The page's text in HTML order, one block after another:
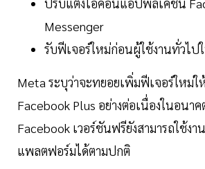
Messenger
รับฟีเจอร์ใหม่ก่อนผู้ใช้งานทั่วไป
Meta ระบุว่าจะทยอยเพิ่มฟีเจอร์ใหม่
Facebook Plus อย่างต่อเนื่องในอนา
Facebook เวอร์ชันฟรียังสามารถใช้ง
แพลตฟอร์มได้ตามปกติ